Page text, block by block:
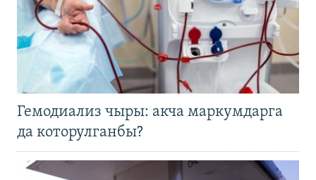
Гемодиализ чыры: акча маркумдарга
да которулганбы?